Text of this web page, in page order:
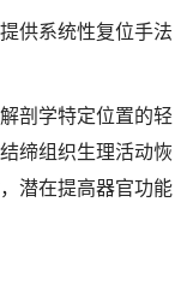
供系统性复位手法
剖学特定位置的轻
缔组织生理活动恢
潜在提高器官功能